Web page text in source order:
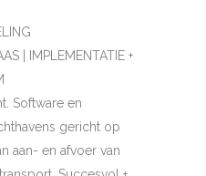
| IMPLEMENTATIE +
Software en
gericht op
aan- en afvoer van